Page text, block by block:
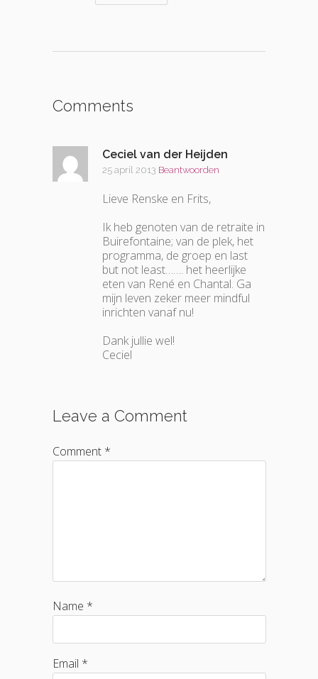
Comments
Ceciel van der Heijden
25 april 2013 Beantwoorden
Lieve Renske en Frits,
Ik heb genoten van de retraite in
Buirefontaine; van de plek, het
programma, de groep en last
but not least……. het heerlijke
eten van René en Chantal. Ga
mijn leven zeker meer mindful
inrichten vanaf nu!
Dank jullie wel!
Ceciel
Leave a Comment
Comment *
Name *
Email *